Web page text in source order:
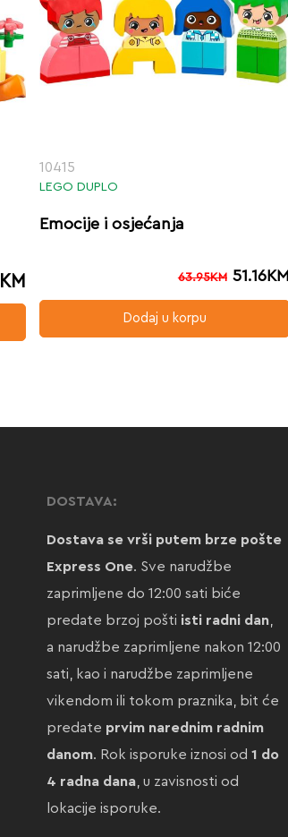
KM
10415
LEGO DUPLO
Emocije i osjećanja
63.95KM 51.16KM
Dodaj u korpu
DOSTAVA:
Dostava se vrši putem brze pošte
Express One. Sve narudžbe
zaprimljene do 12:00 sati biće
predate brzoj pošti isti radni dan,
a narudžbe zaprimljene nakon 12:00
sati, kao i narudžbe zaprimljene
vikendom ili tokom praznika, bit će
predate prvim narednim radnim
danom. Rok isporuke iznosi od 1 do
4 radna dana, u zavisnosti od
lokacije isporuke.